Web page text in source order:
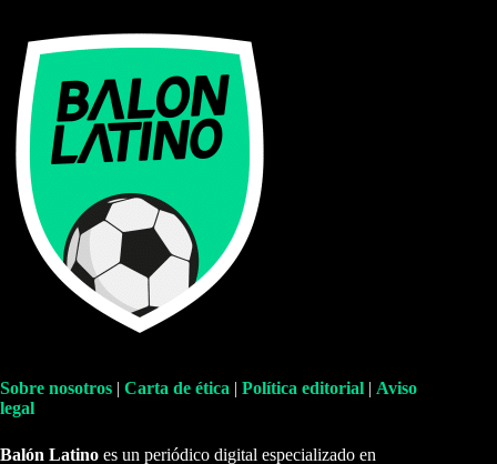
Sobre nosotros | Carta de ética | Política editorial | Aviso
legal
Balón Latino es un periódico digital especializado en